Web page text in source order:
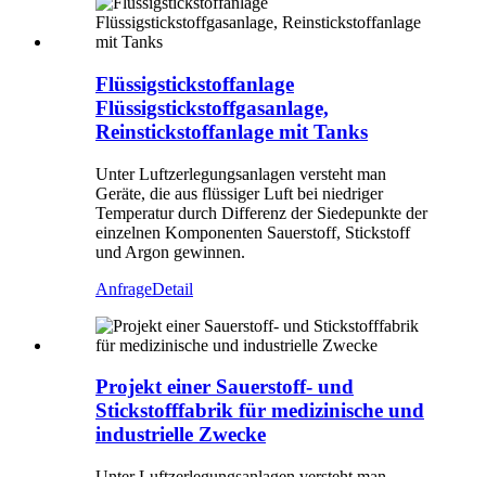
Flüssigstickstoffanlage
Flüssigstickstoffgasanlage,
Reinstickstoffanlage mit Tanks
Unter Luftzerlegungsanlagen versteht man
Geräte, die aus flüssiger Luft bei niedriger
Temperatur durch Differenz der Siedepunkte der
einzelnen Komponenten Sauerstoff, Stickstoff
und Argon gewinnen.
AnfrageDetail
Projekt einer Sauerstoff- und
Stickstofffabrik für medizinische und
industrielle Zwecke